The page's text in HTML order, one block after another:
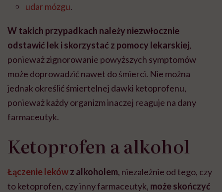
udar mózgu.
W takich przypadkach należy niezwłocznie
odstawić lek i skorzystać z pomocy lekarskiej,
ponieważ zignorowanie powyższych symptomów
może doprowadzić nawet do śmierci. Nie można
jednak określić śmiertelnej dawki ketoprofenu,
ponieważ każdy organizm inaczej reaguje na dany
farmaceutyk.
Ketoprofen a alkohol
Łączenie lekówz alkoholem, niezależnie od tego, czy
to ketoprofen, czy inny farmaceutyk, może skończyć